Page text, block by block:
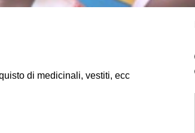
di medicinali, vestiti, ecc